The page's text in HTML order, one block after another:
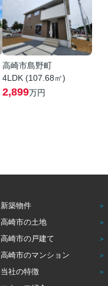
高崎市島野町
4LDK (107.68㎡)
2,899万円
新築物件
高崎市の土地
高崎市の戸建て
高崎市のマンション
当社の特徴